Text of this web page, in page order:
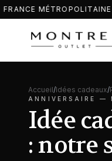
Accueil/Idées cadeaux/
ANNIVERSAIRE —
Idée
: notre